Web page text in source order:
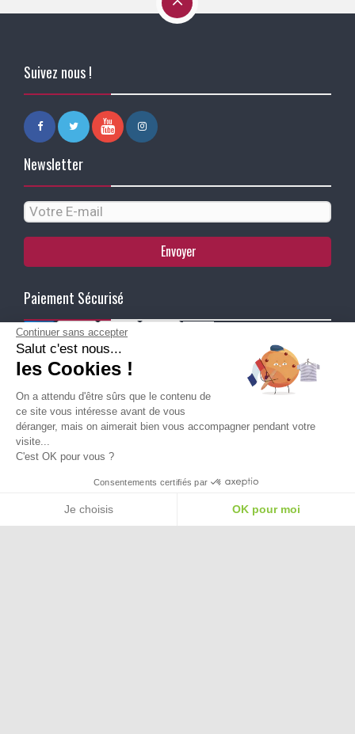
Besoin d'aide pour choisir une
taille ou une pointure ?
Suivez nous !
Newsletter
Envoyer
Paiement Sécurisé
Ma Livraison
Continuer sans accepter
Salut c'est nous...
les Cookies !
On a attendu d'être sûrs que le contenu de
ce site vous intéresse avant de vous
déranger, mais on aimerait bien vous accompagner pendant votre
visite...
C'est OK pour vous ?
Consentements certifiés par
Je choisis OK pour moi